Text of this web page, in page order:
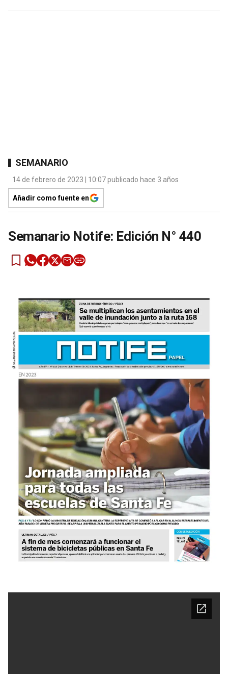
SEMANARIO
14 de febrero de 2023 | 10:07 publicado hace 3 años
Añadir como fuente en
Semanario Notife: Edición N° 440